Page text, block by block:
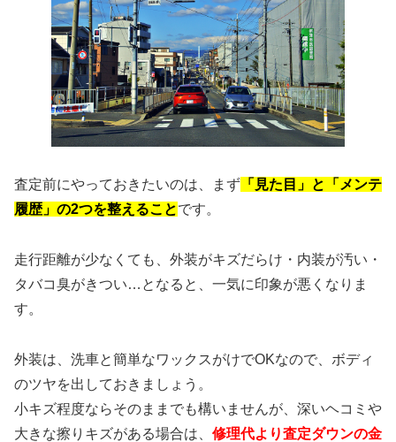
査定前にやっておきたいのは、まず 「見た目」と「メンテ
履歴」の2つを整えることです。
走行距離が少なくても、外装がキズだらけ・内装が汚い・
タバコ臭がきつい…となると、一気に印象が悪くなりま
す。
外装は、洗車と簡単なワックスがけでOKなので、ボディ
のツヤを出しておきましょう。
小キズ程度ならそのままでも構いませんが、深いヘコミや
大きな擦りキズがある場合は、 修理代より査定ダウンの金